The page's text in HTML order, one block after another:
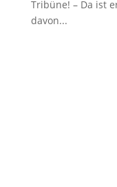
Tribüne! – Da ist
davon...